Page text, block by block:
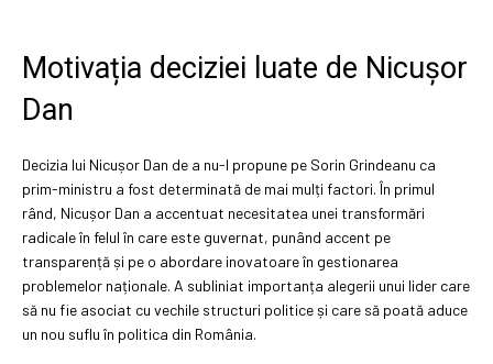
Motivația deciziei luate de Nicușor
Dan
Decizia lui Nicușor Dan de a nu-l propune pe Sorin Grindeanu ca
prim-ministru a fost determinată de mai mulți factori. În primul
rând, Nicușor Dan a accentuat necesitatea unei transformări
radicale în felul în care este guvernat, punând accent pe
transparență și pe o abordare inovatoare în gestionarea
problemelor naționale. A subliniat importanța alegerii unui lider care
să nu fie asociat cu vechile structuri politice și care să poată aduce
un nou suflu în politica din România.